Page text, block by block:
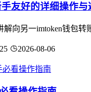
友好的详细操作与
向另一imtoken钱包
2026-08-06